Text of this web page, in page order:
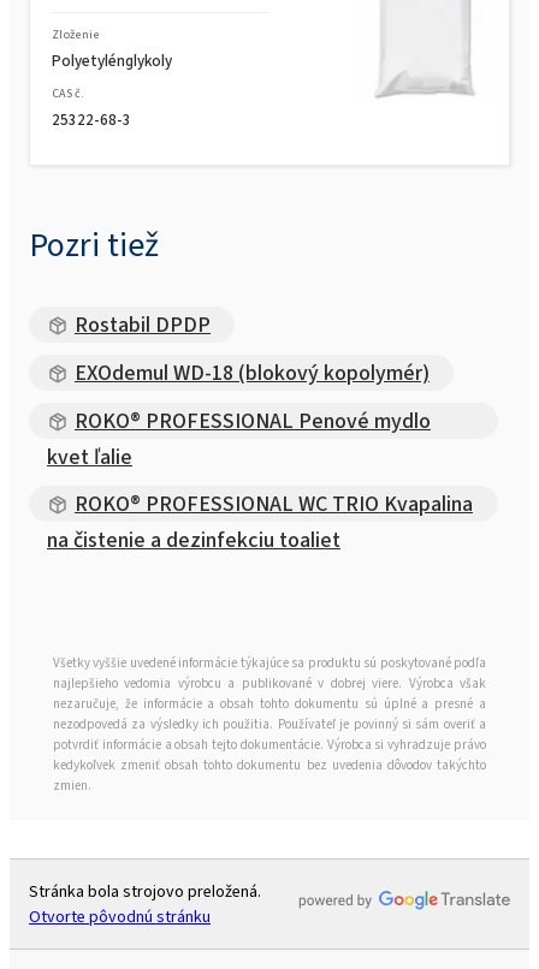
Zloženie
Polyetylénglykoly
CAS č.
25322-68-3
Pozri tiež
Rostabil DPDP
EXOdemul WD-18 (blokový kopolymér)
ROKO® PROFESSIONAL Penové mydlo
kvet ľalie
ROKO® PROFESSIONAL WC TRIO Kvapalina
na čistenie a dezinfekciu toaliet
Všetky vyššie uvedené informácie týkajúce sa produktu sú poskytované podľa
najlepšieho vedomia výrobcu a publikované v dobrej viere. Výrobca však
nezaručuje, že informácie a obsah tohto dokumentu sú úplné a presné a
nezodpovedá za výsledky ich použitia. Používateľ je povinný si sám overiť a
potvrdiť informácie a obsah tejto dokumentácie. Výrobca si vyhradzuje právo
kedykoľvek zmeniť obsah tohto dokumentu bez uvedenia dôvodov takýchto
zmien.
Stránka bola strojovo preložená.
Otvorte pôvodnú stránku